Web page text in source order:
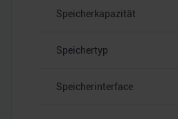
Speicherkapazität
Speichertyp
Speicherinterface